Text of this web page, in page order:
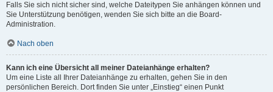
Falls Sie sich nicht sicher sind, welche Dateitypen Sie anhängen können und
Sie Unterstützung benötigen, wenden Sie sich bitte an die Board-
Administration.
Nach oben
Kann ich eine Übersicht all meiner Dateianhänge erhalten?
Um eine Liste all Ihrer Dateianhänge zu erhalten, gehen Sie in den
persönlichen Bereich. Dort finden Sie unter „Einstieg“ einen Punkt